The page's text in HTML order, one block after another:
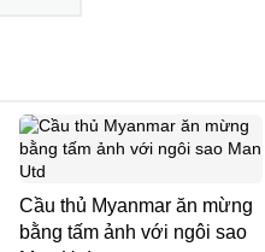
Cầu thủ Myanmar ăn mừng
bằng tấm ảnh với ngôi sao